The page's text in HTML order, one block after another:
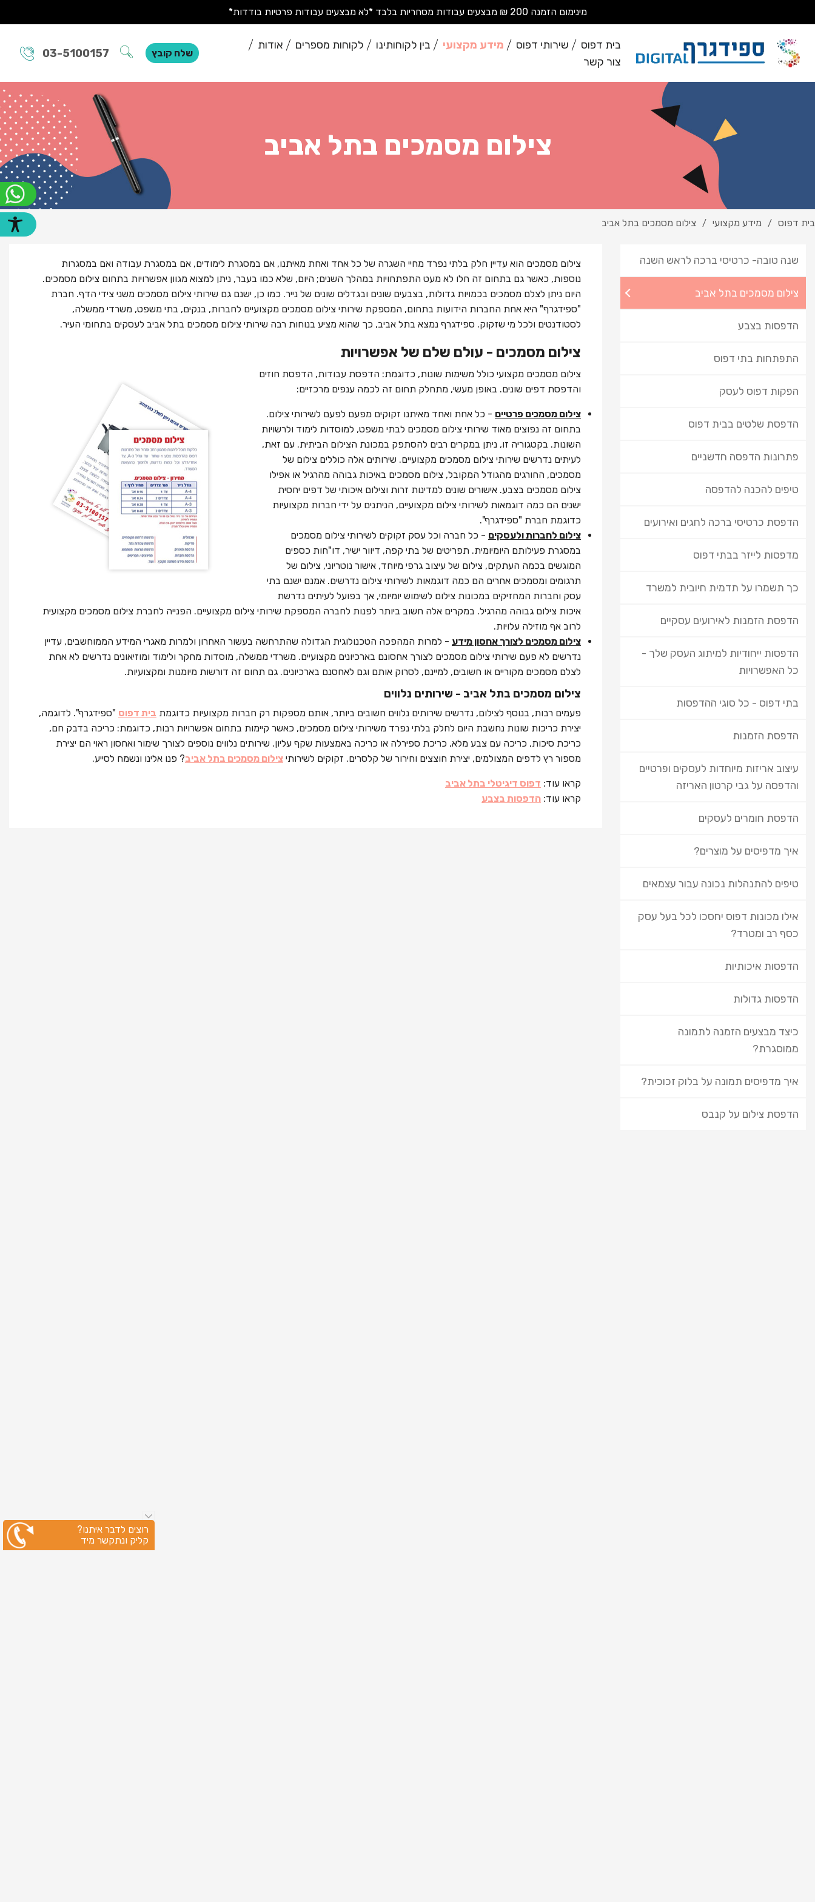
מינימום הזמנה 200 ₪ מבצעים עבודות מסחריות בלבד *לא מבצעים עבודות פרטיות בודדות*
בית דפוס שירותי דפוס מידע מקצועי בין לקוחותינו לקוחות מספרים
אודות
צור קשר
03-5100157 שלח קובץ
צילום מסמכים בתל אביב
בית דפוס / מידע מקצועי / צילום מסמכים בתל אביב
שנה טובה- כרטיסי ברכה לראש השנה
צילום מסמכים בתל אביב
הדפסות בצבע
התפתחות בתי דפוס
הפקות דפוס לעסק
הדפסת שלטים בבית דפוס
פתרונות הדפסה חדשניים
טיפים להכנה להדפסה
הדפסת כרטיסי ברכה לחגים ואירועים
מדפסות לייזר בבתי דפוס
כך תשמרו על תדמית חיובית למשרד
הדפסת הזמנות לאירועים עסקיים
הדפסות ייחודיות למיתוג העסק שלך -
כל האפשרויות
בתי דפוס - כל סוגי ההדפסות
הדפסת הזמנות
עיצוב אריזות מיוחדות לעסקים ופרטיים
והדפסה על גבי קרטון האריזה
הדפסת חומרים לעסקים
איך מדפיסים על מוצרים?
טיפים להתנהלות נכונה עבור עצמאים
אילו מכונות דפוס יחסכו לכל בעל עסק
כסף רב ומטרד?
הדפסות איכותיות
הדפסות גדולות
כיצד מבצעים הזמנה לתמונה
ממוסגרת?
איך מדפיסים תמונה על בלוק זכוכית?
הדפסת צילום על קנבס
צילום מסמכים הוא עדיין חלק בלתי נפרד מחיי השגרה של כל אחד ואחת מאיתנו, אם במסגרת לימודים, אם במסגרת עבודה ואם במסגרות
נוספות, כאשר גם בתחום זה חלו לא מעט התפתחויות במהלך השנים; היום, שלא כמו בעבר, ניתן למצוא מגוון אפשרויות בתחום צילום מסמכים.
היום ניתן לצלם מסמכים בכמויות גדולות, בצבעים שונים ובגדלים שונים של נייר. כמו כן, ישנם גם שירותי צילום מסמכים משני צידי הדף. חברת
"ספידגרף" היא אחת החברות הידועות בתחום, המספקת שירותי צילום מסמכים מקצועיים לחברות, בנקים, בתי משפט, משרדי ממשלה,
לסטודנטים ולכל מי שזקוק. ספידגרף נמצא בתל אביב, כך שהוא מציע בנוחות רבה שירותי צילום מסמכים בתל אביב לעסקים בתחומי העיר.
צילום מסמכים - עולם שלם של אפשרויות
צילום מסמכים מקצועי כולל משימות שונות, כדוגמת: הדפסת עבודות, הדפסת חוזים
והדפסת דפים שונים. באופן מעשי, מתחלק תחום זה לכמה ענפים מרכזיים:
צילום מסמכים פרטיים - כל אחת ואחד מאיתנו זקוקים מפעם לפעם לשירותי צילום.
בתחום זה נפוצים מאוד שירותי צילום מסמכים לבתי משפט, למוסדות לימוד ולרשויות
השונות. בקטגוריה זו, ניתן במקרים רבים להסתפק במכונת הצילום הביתית. עם זאת,
לעיתים נדרשים שירותי צילום מסמכים מקצועיים. שירותים אלה כוללים צילום של
מסמכים, החורגים מהגודל המקובל, צילום מסמכים באיכות גבוהה מהרגיל או אפילו
צילום מסמכים בצבע. אישורים שונים למדינות זרות וצילום איכותי של דפים יחסית
ישנים הם כמה דוגמאות לשירותי צילום מקצועיים, הניתנים על ידי חברות מקצועיות
כדוגמת חברת "ספידגרף".
צילום לחברות ולעסקים - כל חברה וכל עסק זקוקים לשירותי צילום מסמכים
במסגרת פעילותם היומיומית. תפריטים של בתי קפה, דיוור ישיר, דו"חות כספים
המוגשים בכמה העתקים, צילום של עיצוב גרפי מיוחד, אישור נוטריוני, צילום של
תרגומים ומסמכים אחרים הם כמה דוגמאות לשירותי צילום נדרשים. אמנם ישנם בתי
עסק וחברות המחזיקים במכונות צילום לשימוש יומיומי, אך בפועל לעיתים נדרשת
איכות צילום גבוהה מהרגיל. במקרים אלה חשוב ביותר לפנות לחברה המספקת שירותי צילום מקצועיים. הפנייה לחברת צילום מסמכים מקצועית
לרוב אף מוזילה עלויות.
צילום מסמכים לצורך אחסון מידע - למרות המהפכה הטכנולוגית הגדולה שהתרחשה בעשור האחרון ולמרות מאגרי המידע הממוחשבים, עדיין
נדרשים לא פעם שירותי צילום מסמכים לצורך אחסונם בארכיונים מקצועיים. משרדי ממשלה, מוסדות מחקר ולימוד ומוזיאונים נדרשים לא אחת
לצלם מסמכים מקוריים או חשובים, למיינם, לסרוק אותם וגם לאחסנם בארכיונים. גם תחום זה דורשות מיומנות ומקצועיות.
צילום מסמכים בתל אביב - שירותים נלווים
פעמים רבות, בנוסף לצילום, נדרשים שירותים נלווים חשובים ביותר, אותם מספקות רק חברות מקצועיות כדוגמת בית דפוס "ספידגרף". לדוגמה,
יצירת כריכות שונות נחשבת היום לחלק בלתי נפרד משירותי צילום מסמכים, כאשר קיימות בתחום אפשרויות רבות, כדוגמת: כריכה בדבק חם,
כריכת סיכות, כריכה עם צבע מלא, כריכת ספירלה או כריכה באמצעות שקף עליון. שירותים נלווים נוספים לצורך שימור ואחסון ראוי הם יצירת
מספור רץ לדפים המצולמים, יצירת חוצצים וחירור של קלסרים. זקוקים לשירותי צילום מסמכים בתל אביב? פנו אלינו ונשמח לסייע.
קראו עוד: דפוס דיגיטלי בתל אביב
קראו עוד: הדפסות בצבע
רוצים לדבר איתנו?
קליק ונתקשר מיד